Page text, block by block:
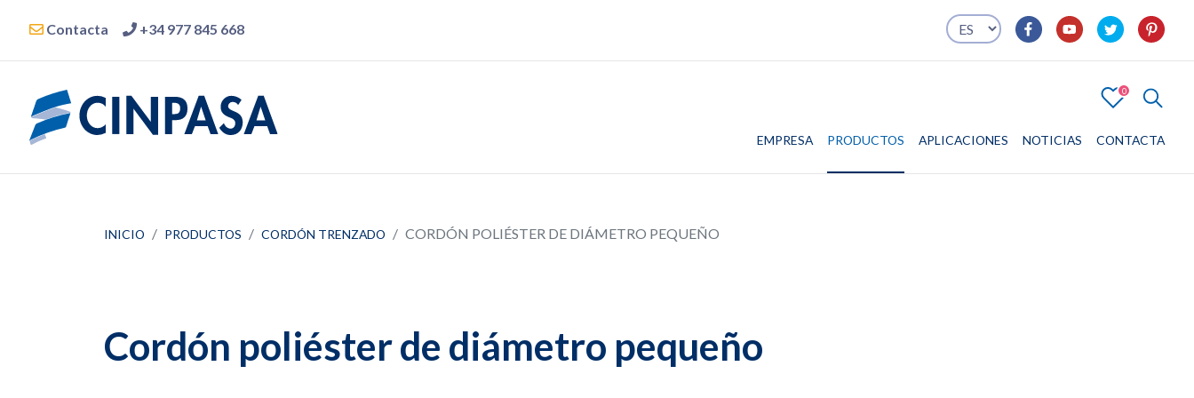
Contacta +34 977 845 668
0
EMPRESA PRODUCTOS APLICACIONES NOTICIAS CONTACTA
4
EMPRESA PRODUCTOS APLICACIONES CONTACTA
INICIO PRODUCTOS CORDÓN TRENZADO CORDÓN POLIÉSTER DE DIÁMETRO PEQUEÑO
Cordón poliéster de diámetro pequeño